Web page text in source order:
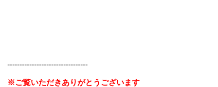
---------------------------------
※ご覧いただきありがとうございます